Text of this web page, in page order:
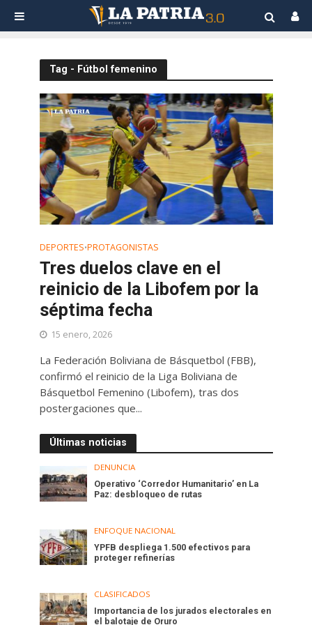
Tag - Fútbol femenino
DEPORTES•PROTAGONISTAS
Tres duelos clave en el
reinicio de la Libofem por la
séptima fecha
15 enero, 2026
La Federación Boliviana de Básquetbol (FBB),
confirmó el reinicio de la Liga Boliviana de
Básquetbol Femenino (Libofem), tras dos
postergaciones que...
Últimas noticias
DENUNCIA
Operativo ‘Corredor Humanitario’ en La
Paz: desbloqueo de rutas
ENFOQUE NACIONAL
YPFB despliega 1.500 efectivos para
proteger refinerías
CLASIFICADOS
Importancia de los jurados electorales en
el balotaje de Oruro